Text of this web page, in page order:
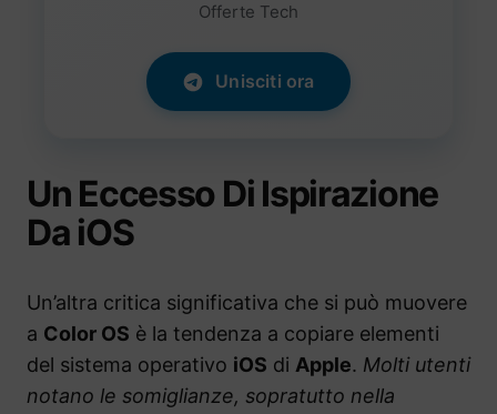
Offerte Tech
Unisciti ora
Un Eccesso Di Ispirazione
Da iOS
Un’altra critica significativa che si può muovere
a Color OS è la tendenza a copiare elementi
del sistema operativo iOS di Apple. Molti utenti
notano le somiglianze, sopratutto nella